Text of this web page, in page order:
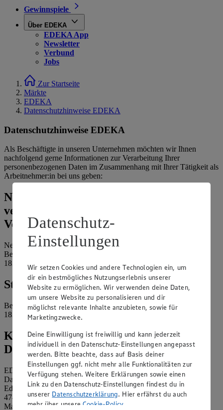
Gewinnspiele
Über EDEKA
EDEKA App
Newsletter
Verbund
Jobs
Zur Startseite
Märkte
EDEKA
Datenschutzhinweise EDEKA
Datenschutzhinweise EDEKA
Als Beschäftigte in unseren Unternehmen möchten wir Ihnen
nachfolgend gerne Informationen zur Verarbeitung Ihrer
personenbezogenen Daten im Zusammenhang mit Ihrer Tätigkeit als
Arbeitnehmer:in bei uns geben:
Name und Kontaktdaten der
verantwortlichen Stelle und ggf. deren
Vertretung:
Neukauf Prerow
Bergstr. 4
18375 Ostseebad Prerow
Standort des Marktes:
Bergstr. 4
18375 Ostseebad Prerow
Kontaktdaten des betrieblichen
Datenschutzbeauftragten:
EDEKA Nordwest Stiftung & Co. KG
Datenschutzbeauftragter
Edekaplatz 1
47445 Moers
Mail:
nw_datenschutz@edeka.de
Datenschutz-
Einstellungen
Wir setzen Cookies und andere Technologien ein, um
dir ein bestmögliches Nutzungserlebnis unserer
Website zu ermöglichen. Wir verwenden deine Daten,
um unsere Website zu personalisieren und dir
möglichst relevante Inhalte anzubieten, sowie für
Marketingzwecke.
Deine Einwilligung ist freiwillig und kann jederzeit
individuell in den Datenschutz-Einstellungen angepasst
werden. Bitte beachte, dass auf Basis deiner
Einstellungen ggf. nicht mehr alle Funktionalitäten zur
Verfügung stehen. Weitere Erklärungen sowie einen
Link zu den Datenschutz-Einstellungen findest du in
unserer Datenschutzerklärung. Hier erfährst du auch
mehr über unsereCookie-Policy.